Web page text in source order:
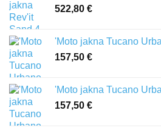
522,80 €
'Moto jakna Tucano
157,50 €
'Moto jakna Tucano
157,50 €